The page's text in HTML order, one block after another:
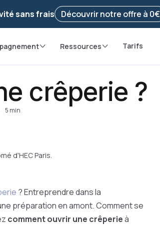
🚀 Reprendre ma démarche
sans frais Découvrir notre offre à 0€
Ressources Tarifs
crêperie ?
5 min
d'HEC Paris.
? Entreprendre dans la
préparation en amont. Comment se
comment ouvrir une crêperieà